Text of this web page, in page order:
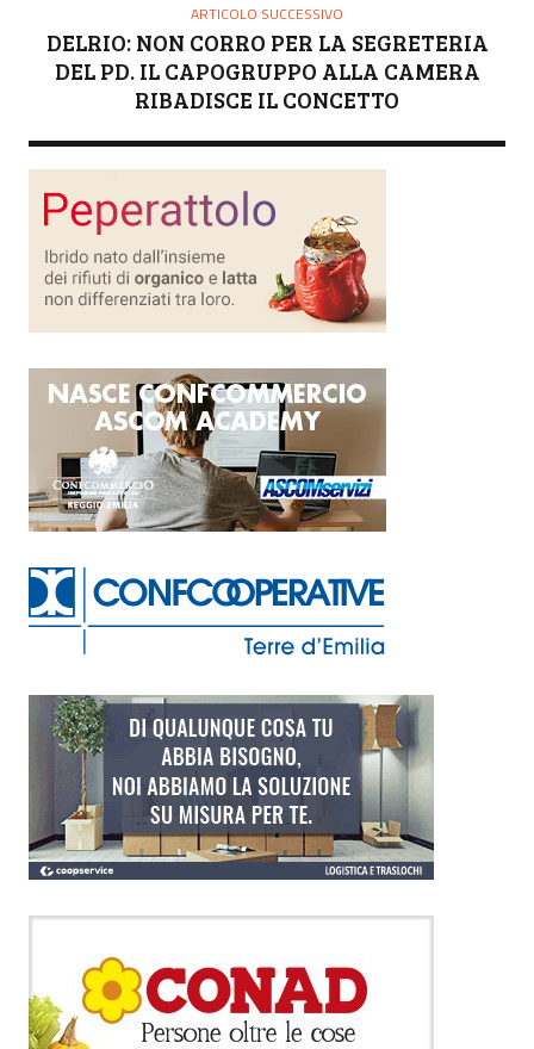
ARTICOLO SUCCESSIVO
DELRIO: NON CORRO PER LA SEGRETERIA
DEL PD. IL CAPOGRUPPO ALLA CAMERA
RIBADISCE IL CONCETTO